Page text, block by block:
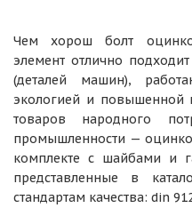
Чем хорош болт
элемент отлично
(деталей машин),
экологией и повышенной
товаров народного
промышленности —
комплекте с шайбами и
представленные в
стандартам качества: din